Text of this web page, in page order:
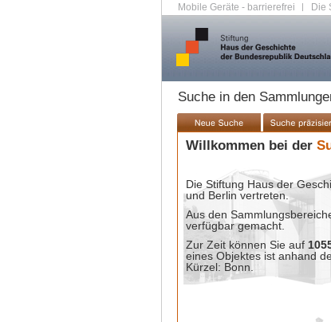
Mobile Geräte - barrierefrei | Die
Suche in den
Willkommen bei der
Die Stiftung Haus der
und Berlin vertreten.
Aus den
verfügbar gemacht.
Zur Zeit können Sie auf
eines Objektes ist anhand
Kürzel: Bonn.